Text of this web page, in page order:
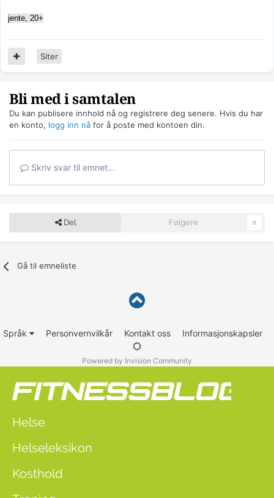
jente, 20+
Siter
Bli med i samtalen
Du kan publisere innhold nå og registrere deg senere. Hvis du har
en konto, logg inn nå for å poste med kontoen din.
Skriv svar til emnet...
Del Følgere 0
Gå til emneliste
Språk Personvernvilkår Kontakt oss Informasjonskapsler
Powered by Invision Community
Helse
Helseleksikon
Kosthold